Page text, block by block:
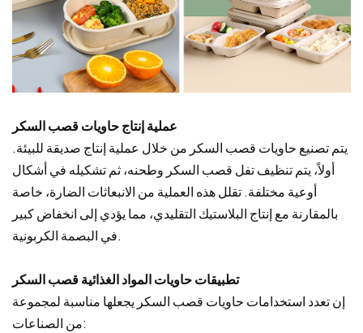
عملية إنتاج حاويات قصب السكر
يتم تصنيع حاويات قصب السكر من خلال عملية إنتاج صديقة للبيئة.
أولاً، يتم تنظيف تفل قصب السكر وطحنه، ثم تشكيله في أشكال
أوعية مختلفة. تقلل هذه العملية من الانبعاثات الضارة، خاصة
بالمقارنة مع إنتاج البلاستيك التقليدي، مما يؤدي إلى انخفاض كبير
في البصمة الكربونية.
تطبيقات حاويات المواد الغذائية قصب السكر
إن تعدد استخدامات حاويات قصب السكر يجعلها مناسبة لمجموعة
من الصناعات: